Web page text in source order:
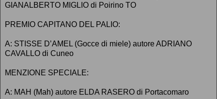
GIANALBERTO MIGLIO di Poirino TO
PREMIO CAPITANO DEL PALIO:
A: STISSE D’AMEL (Gocce di miele) autore ADRIANO
CAVALLO di Cuneo
MENZIONE SPECIALE:
A: MAH (Mah) autore ELDA RASERO di Portacomaro